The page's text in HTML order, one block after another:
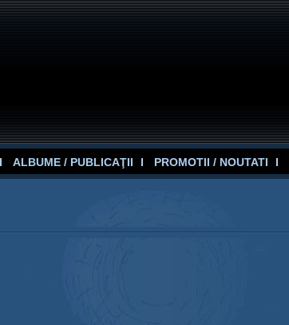
ALBUME / PUBLICAŢII PROMOTII / NOUTATI